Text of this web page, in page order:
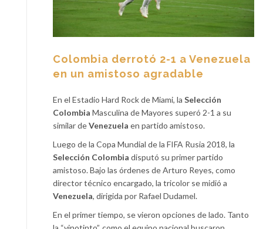
Colombia derrotó 2-1 a Venezuela
en un amistoso agradable
En el Estadio Hard Rock de Miami, la Selección
Colombia Masculina de Mayores superó 2-1 a su
similar deVenezuela en partido amistoso.
Luego de la Copa Mundial de la FIFA Rusia 2018, la
Selección Colombia disputó su primer partido
amistoso. Bajo las órdenes de Arturo Reyes, como
director técnico encargado, la tricolor se midió a
Venezuela, dirigida por Rafael Dudamel.
En el primer tiempo, se vieron opciones de lado. Tanto